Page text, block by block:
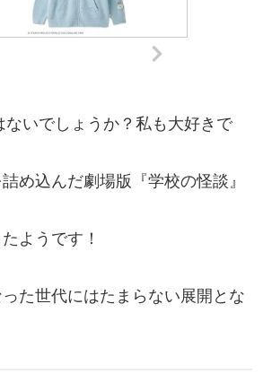
いでしょうか？私も大好きで
め込んだ劇場版『学校の怪談』
ようです！
た世代にはたまらない展開とな